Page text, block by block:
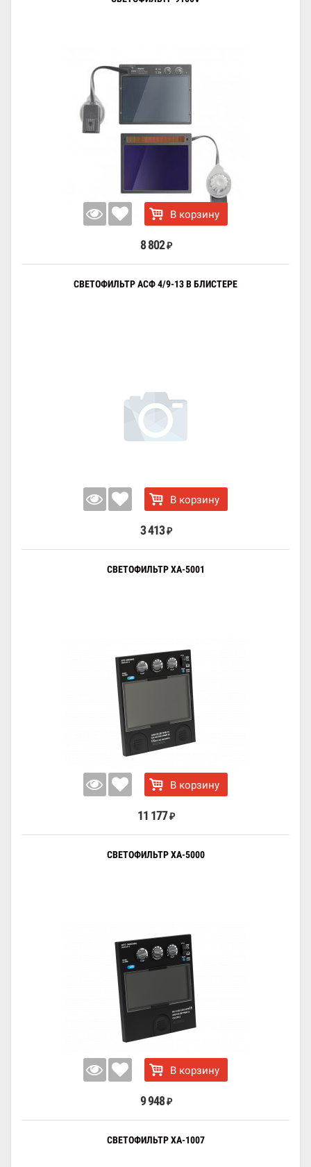
В корзину
8 802 ₽
СВЕТОФИЛЬТР АСФ 4/9-13 В БЛИСТЕРЕ
В корзину
3 413 ₽
СВЕТОФИЛЬТР XA-5001
В корзину
11 177 ₽
СВЕТОФИЛЬТР XA-5000
В корзину
9 948 ₽
СВЕТОФИЛЬТР XA-1007